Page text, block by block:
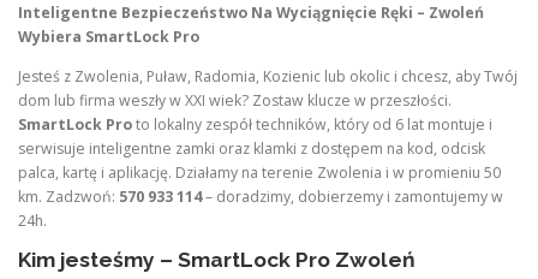
Inteligentne Bezpieczeństwo Na Wyciągnięcie Ręki – Zwoleń
Wybiera SmartLock Pro
Jesteś z Zwolenia, Puław, Radomia, Kozienic lub okolic i chcesz, aby Twój
dom lub firma weszły w XXI wiek? Zostaw klucze w przeszłości.
SmartLock Proto lokalny zespół techników, który od 6 lat montuje i
serwisuje inteligentne zamki oraz klamki z dostępem na kod, odcisk
palca, kartę i aplikację. Działamy na terenie Zwolenia i w promieniu 50
km. Zadzwoń: 570 933 114– doradzimy, dobierzemy i zamontujemy w
24h.
Kim jesteśmy – SmartLock Pro Zwoleń